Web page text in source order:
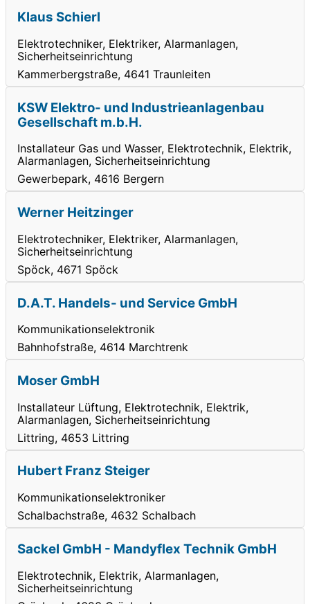
Klaus Schierl
Elektrotechniker, Elektriker, Alarmanlagen,
Sicherheitseinrichtung
Kammerbergstraße, 4641 Traunleiten
KSW Elektro- und Industrieanlagenbau
Gesellschaft m.b.H.
Installateur Gas und Wasser, Elektrotechnik, Elektrik,
Alarmanlagen, Sicherheitseinrichtung
Gewerbepark, 4616 Bergern
Werner Heitzinger
Elektrotechniker, Elektriker, Alarmanlagen,
Sicherheitseinrichtung
Spöck, 4671 Spöck
D.A.T. Handels- und Service GmbH
Kommunikationselektronik
Bahnhofstraße, 4614 Marchtrenk
Moser GmbH
Installateur Lüftung, Elektrotechnik, Elektrik,
Alarmanlagen, Sicherheitseinrichtung
Littring, 4653 Littring
Hubert Franz Steiger
Kommunikationselektroniker
Schalbachstraße, 4632 Schalbach
Sackel GmbH - Mandyflex Technik GmbH
Elektrotechnik, Elektrik, Alarmanlagen,
Sicherheitseinrichtung